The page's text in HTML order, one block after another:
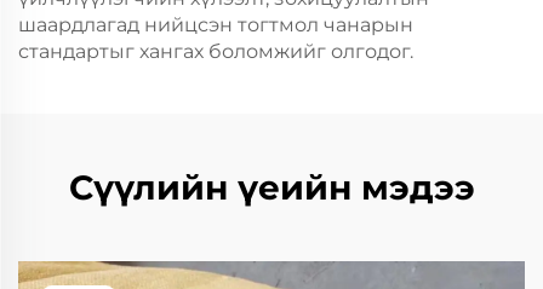
шаардлагад нийцсэн тогтмол чанарын
стандартыг хангах боломжийг олгодог.
Сүүлийн үеийн мэдээ